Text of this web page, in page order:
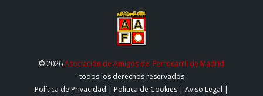
© 2026Asociación de Amigos del Ferrocarril de Madrid
todos los derechos reservados
Política de Privacidad | Política de Cookies | Aviso Legal |